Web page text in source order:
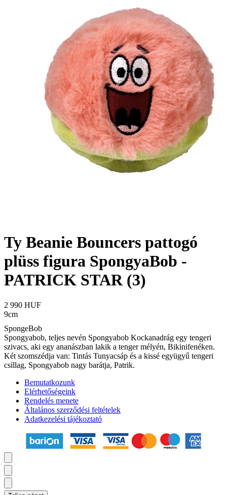
Ty Beanie Bouncers pattogó
plüss figura SpongyaBob -
PATRICK STAR (3)
2 990 HUF
9cm
SpongeBob
Spongyabob, teljes nevén Spongyabob Kockanadrág egy tengeri
szivacs, aki egy ananászban lakik a tenger mélyén, Bikinifenéken.
Két szomszédja van: Tintás Tunyacsáp és a kissé együgyű tengeri
csillag, Spongyabob nagy barátja, Patrik.
Bemutatkozunk
Elérhetőségeink
Rendelés menete
Általános szerződési feltételek
Adatkezelési tájékoztató